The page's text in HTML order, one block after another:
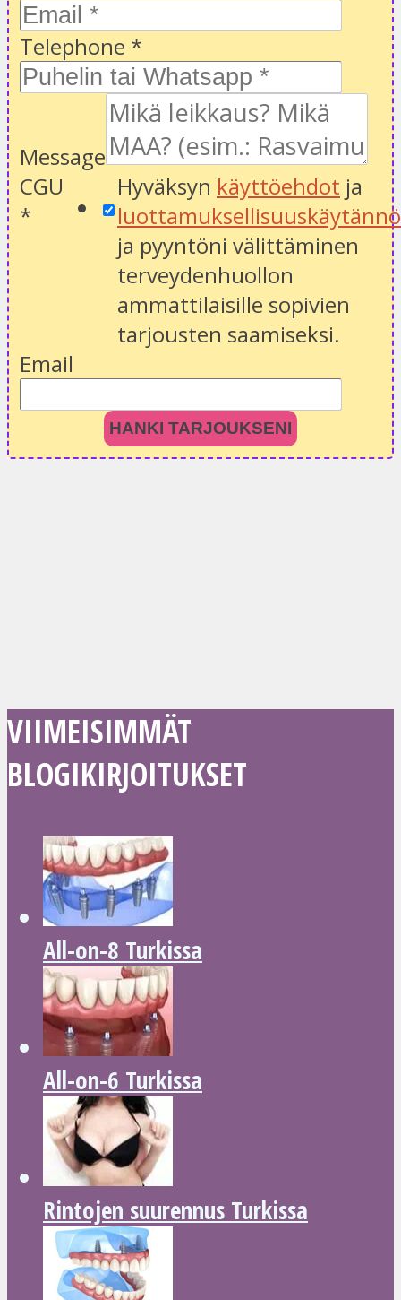
Telephone *
Message
CGU
*
Hyväksyn käyttöehdot ja
ja pyyntöni välittäminen
terveydenhuollon
ammattilaisille sopivien
tarjousten saamiseksi.
Email
HANKI TARJOUKSENI
VIIMEISIMMÄT
BLOGIKIRJOITUKSET
All-on-8 Turkissa
All-on-6 Turkissa
Rintojen suurennus Turkissa